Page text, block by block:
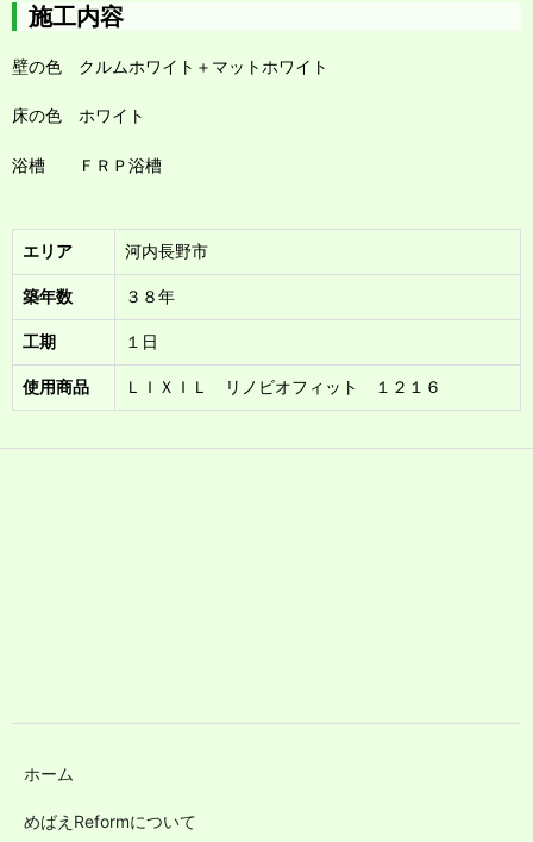
施工内容
壁の色 クルムホワイト＋マットホワイト
床の色 ホワイト
浴槽 ＦＲＰ浴槽
エリア 河内長野市
築年数 ３８年
工期 １日
使用商品 ＬＩＸＩＬ リノビオフィット １２１６
ホーム
めばえReformについて